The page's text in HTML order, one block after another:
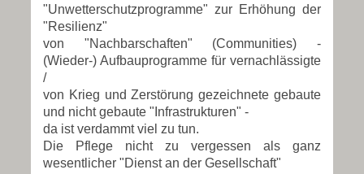
"Unwetterschutzprogramme" zur Erhöhung der
"Resilienz"
von "Nachbarschaften" (Communities) -
(Wieder-) Aufbauprogramme für vernachlässigte
/
von Krieg und Zerstörung gezeichnete gebaute
und nicht gebaute "Infrastrukturen" -
da ist verdammt viel zu tun.
Die Pflege nicht zu vergessen als ganz
wesentlicher "Dienst an der Gesellschaft"